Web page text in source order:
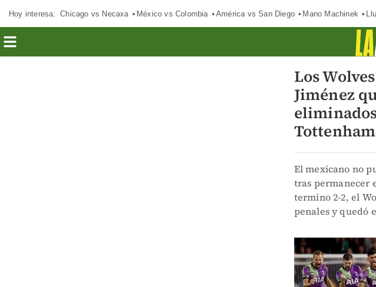
Hoy interesa: Chicago vs Necaxa México vs Colombia América vs San Diego Mano Machinek
Los
Jiménez
El mexicano no
tras permanecer
termino 2-2, el
penales y quedó